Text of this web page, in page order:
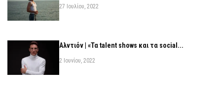
27 Ιουλίου, 2022
Αλντιόν | «Τα talent shows και τα social...
2 Ιουνίου, 2022